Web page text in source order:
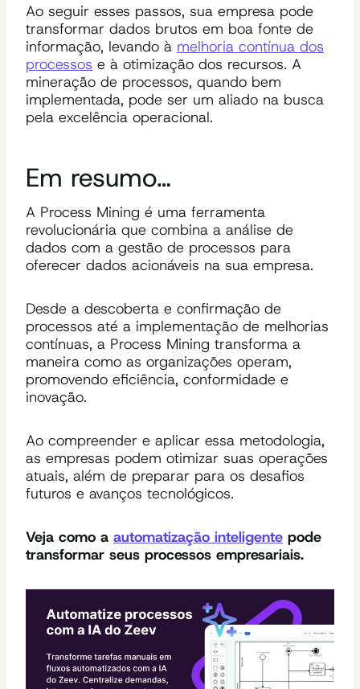
Ao seguir esses passos, sua empresa pode
transformar dados brutos em boa fonte de
informação, levando à melhoria contínua dos
processos e à otimização dos recursos. A
mineração de processos, quando bem
implementada, pode ser um aliado na busca
pela excelência operacional.
Em resumo…
A Process Mining é uma ferramenta
revolucionária que combina a análise de
dados com a gestão de processos para
oferecer dados acionáveis na sua empresa.
Desde a descoberta e confirmação de
processos até a implementação de melhorias
contínuas, a Process Mining transforma a
maneira como as organizações operam,
promovendo eficiência, conformidade e
inovação.
Ao compreender e aplicar essa metodologia,
as empresas podem otimizar suas operações
atuais, além de preparar para os desafios
futuros e avanços tecnológicos.
Veja como a automatização inteligente pode
transformar seus processos empresariais.